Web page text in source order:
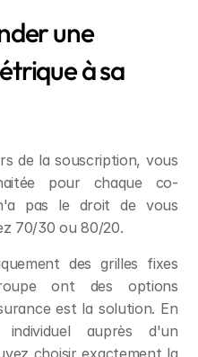
une
à sa
de la souscription, vous
pour chaque co-
pas le droit de vous
70/30 ou 80/20.
des grilles fixes
ont des options
est la solution. En
auprès d'un
choisir exactement la